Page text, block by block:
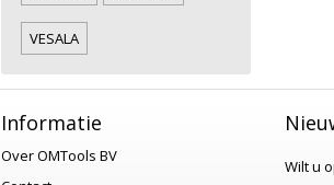
VESALA
Informatie
Over OMTools BV
Wilt u